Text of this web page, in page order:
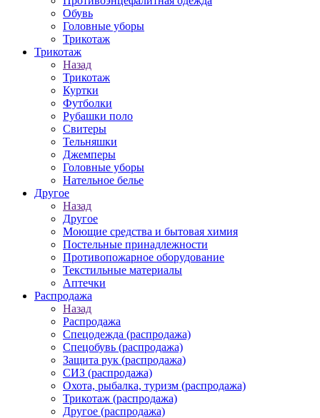
Обувь
Головные уборы
Трикотаж
Трикотаж
Назад
Трикотаж
Куртки
Футболки
Рубашки поло
Свитеры
Тельняшки
Джемперы
Головные уборы
Нательное белье
Другое
Назад
Другое
Моющие средства и бытовая химия
Постельные принадлежности
Противопожарное оборудование
Текстильные материалы
Аптечки
Распродажа
Назад
Распродажа
Спецодежда (распродажа)
Спецобувь (распродажа)
Защита рук (распродажа)
СИЗ (распродажа)
Охота, рыбалка, туризм (распродажа)
Трикотаж (распродажа)
Другое (распродажа)